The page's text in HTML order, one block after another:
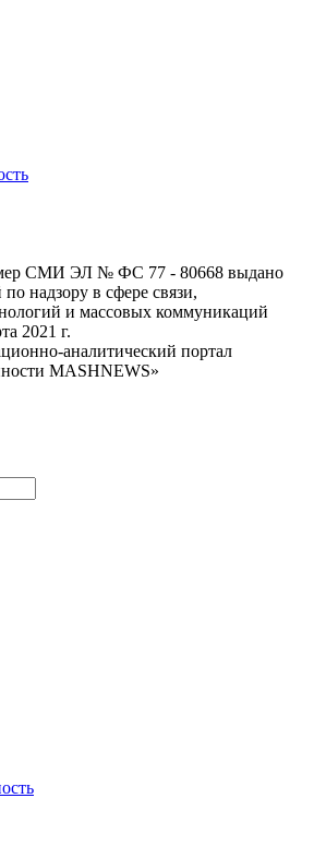
СМИ ЭЛ № ФС 77 - 80668 выдано
надзору в сфере связи,
и массовых коммуникаций
2021 г.
аналитический портал
MASHNEWS»